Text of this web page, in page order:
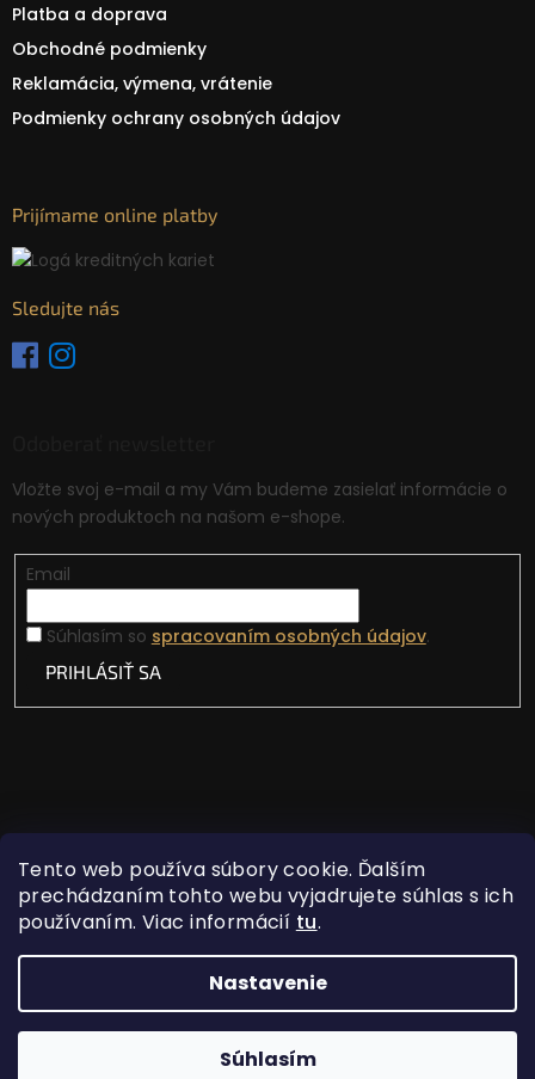
Tento web používa súbory cookie. Ďalším
prechádzaním tohto webu vyjadrujete súhlas s ich
používaním. Viac informácií tu.
Nastavenie
Súhlasím
Platba a doprava
Obchodné podmienky
Reklamácia, výmena, vrátenie
Podmienky ochrany osobných údajov
Prijímame online platby
Sledujte nás
Vložte svoj e-mail a my Vám budeme zasielať informácie o
nových produktoch na našom e-shope.
Email
Súhlasím so spracovaním osobných údajov.
PRIHLÁSIŤ SA
Vytvoril Shoptet
Copyright 2026Lovecká vášeň. Všetky práva
vyhradené.